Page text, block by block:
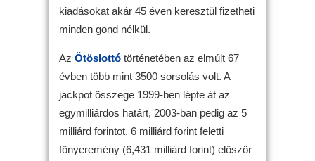
kiadásokat akár 45 éven keresztül fizetheti
minden gond nélkül.
Az Ötöslottó történetében az elmúlt 67
évben több mint 3500 sorsolás volt. A
jackpot összege 1999-ben lépte át az
egymilliárdos határt, 2003-ban pedig az 5
milliárd forintot. 6 milliárd forint feletti
főnyeremény (6,431 milliárd forint) először